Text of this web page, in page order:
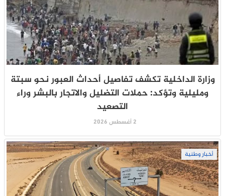
وزارة الداخلية تكشف تفاصيل أحداث العبور نحو سبتة
ومليلية وتؤكد: حملات التضليل والاتجار بالبشر وراء
التصعيد
2 أغسطس 2026
أخبار وطنية